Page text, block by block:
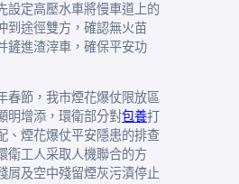
設定高壓水車將慢車道上的
到途徑雙方，確認無火苗
鏟進渣滓車，確保平安功
春節，我市煙花爆仗限放區
明增添，環衛部分對包養打
、煙花爆仗平安隱患的排查
衛工人采取人機聯合的方
屑及空中殘留煙灰污漬停止